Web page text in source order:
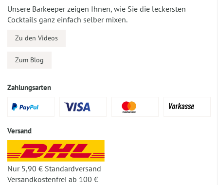
Unsere Barkeeper zeigen Ihnen, wie Sie die leckersten
Cocktails ganz einfach selber mixen.
Zu den Videos
Zum Blog
Zahlungsarten
Versand
Nur 5,90 € Standardversand
Versandkostenfrei ab 100 €